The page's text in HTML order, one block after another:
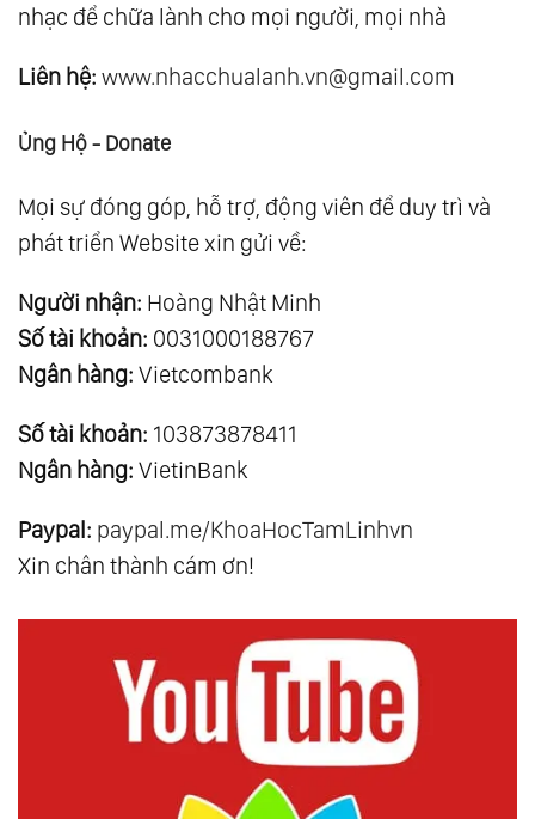
nhạc để chữa lành cho mọi người, mọi nhà
Liên hệ: www.nhacchualanh.vn@gmail.com
Ủng Hộ - Donate
Mọi sự đóng góp, hỗ trợ, động viên để duy trì và
phát triển Website xin gửi về:
Người nhận: Hoàng Nhật Minh
Số tài khoản: 0031000188767
Ngân hàng: Vietcombank
Số tài khoản: 103873878411
Ngân hàng: VietinBank
Paypal: paypal.me/KhoaHocTamLinhvn
Xin chân thành cám ơn!